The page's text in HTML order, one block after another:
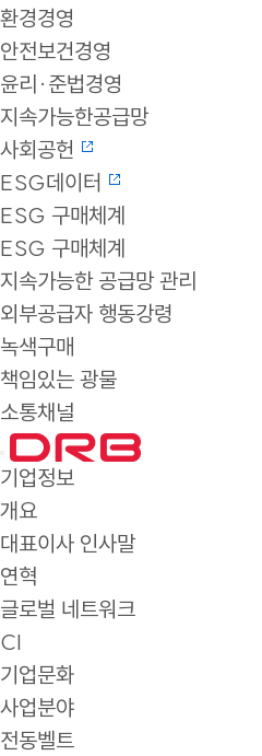
환경경영
안전보건경영
윤리·준법경영
지속가능한공급망
사회공헌
ESG데이터
ESG 구매체계
ESG 구매체계
지속가능한 공급망 관리
외부공급자 행동강령
녹색구매
책임있는 광물
소통채널
기업정보
개요
대표이사 인사말
연혁
글로벌 네트워크
CI
기업문화
사업분야
전동벨트